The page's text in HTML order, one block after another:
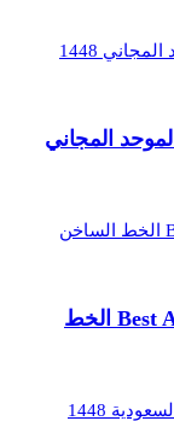
المجاني
رقم خدمة عملاء بست اليوسفي Best Alyousifi الخط